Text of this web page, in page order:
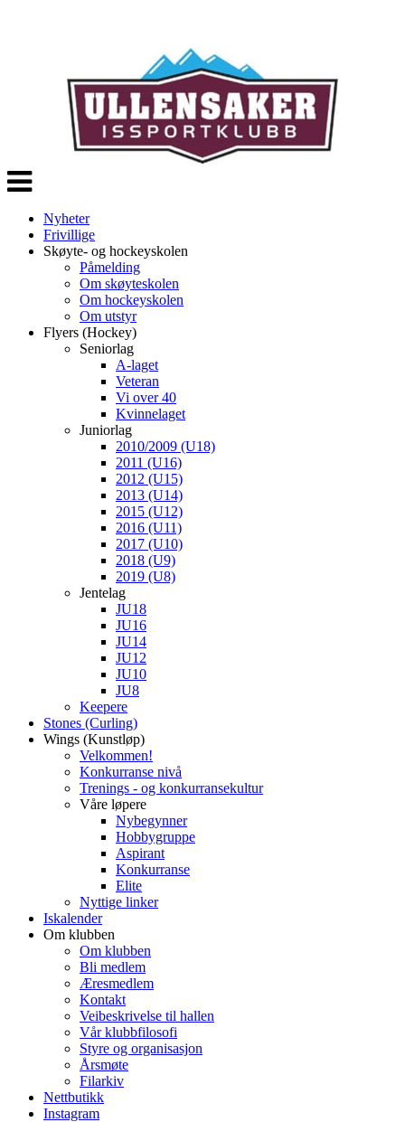
Veksle
navigasjon
Nyheter
Frivillige
Skøyte- og hockeyskolen
Påmelding
Om skøyteskolen
Om hockeyskolen
Om utstyr
Flyers (Hockey)
Seniorlag
A-laget
Veteran
Vi over 40
Kvinnelaget
Juniorlag
2010/2009 (U18)
2011 (U16)
2012 (U15)
2013 (U14)
2015 (U12)
2016 (U11)
2017 (U10)
2018 (U9)
2019 (U8)
Jentelag
JU18
JU16
JU14
JU12
JU10
JU8
Keepere
Stones (Curling)
Wings (Kunstløp)
Velkommen!
Konkurranse nivå
Trenings - og konkurransekultur
Våre løpere
Nybegynner
Hobbygruppe
Aspirant
Konkurranse
Elite
Nyttige linker
Iskalender
Om klubben
Om klubben
Bli medlem
Æresmedlem
Kontakt
Veibeskrivelse til hallen
Vår klubbfilosofi
Styre og organisasjon
Årsmøte
Filarkiv
Nettbutikk
Instagram